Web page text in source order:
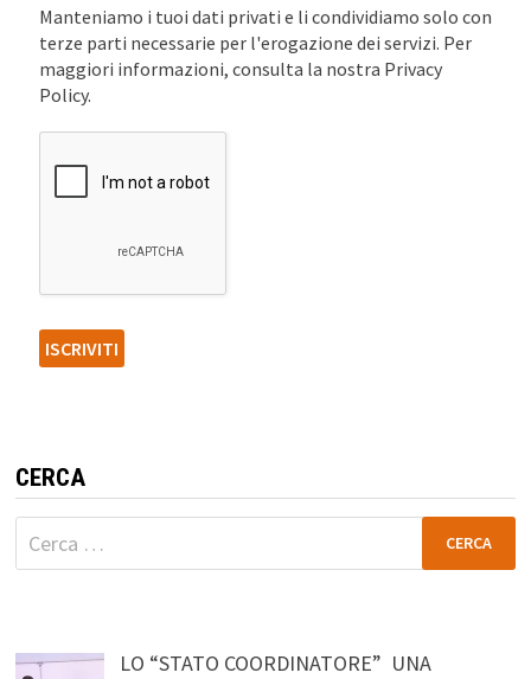
Manteniamo i tuoi dati privati e li condividiamo solo con
terze parti necessarie per l'erogazione dei servizi. Per
maggiori informazioni, consulta la nostra Privacy
Policy.
CERCA
Ricerca
per:
LO “STATO COORDINATORE” UNA